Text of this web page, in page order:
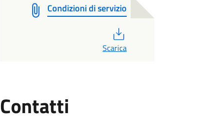
Condizioni di servizio
Scarica
Contatti